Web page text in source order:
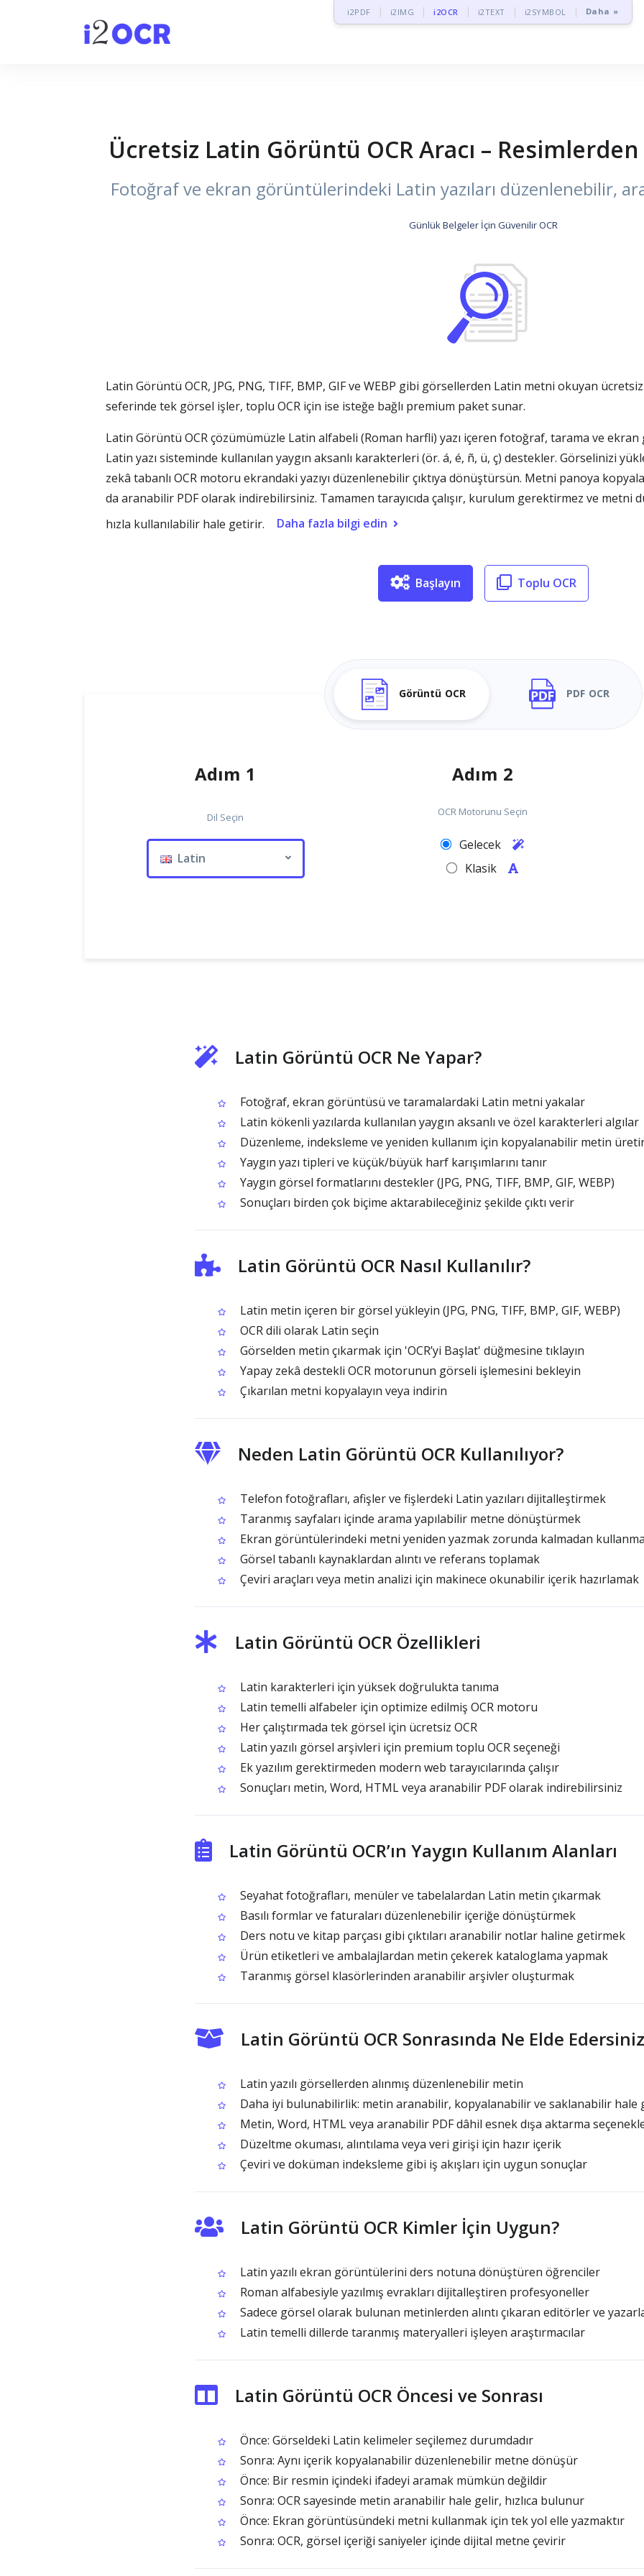
i2PDF i2IMG i2OCR i2TEXT i2SYMBOL Daha »
Ücretsiz Latin Görüntü OCR Aracı –
Fotoğraf ve ekran görüntülerindeki Latin yazıları düzenlenebilir,
Günlük Belgeler İçin Güvenilir OCR
Latin Görüntü OCR, JPG, PNG, TIFF, BMP, GIF ve WEBP gibi görsellerden Latin metni okuyan
seferinde tek görsel işler, toplu OCR için ise isteğe bağlı premium paket sunar.
Latin Görüntü OCR çözümümüzle Latin alfabeli (Roman harfli) yazı içeren fotoğraf, tarama ve
Latin yazı sisteminde kullanılan yaygın aksanlı karakterleri (ör. á, é, ñ, ü, ç) destekler. Görselinizi
zekâ tabanlı OCR motoru ekrandaki yazıyı düzenlenebilir çıktıya dönüştürsün. Metni panoya
da aranabilir PDF olarak indirebilirsiniz. Tamamen tarayıcıda çalışır, kurulum gerektirmez ve metni
hızla kullanılabilir hale getirir.
Daha fazla bilgi edin
Başlayın Toplu OCR
Görüntü OCR PDF OCR
Adım 1
Dil Seçin
Latin
Adım 2
OCR Motorunu Seçin
Gelecek
Klasik
Latin Görüntü OCR Ne Yapar?
Fotoğraf, ekran görüntüsü ve taramalardaki Latin metni yakalar
Latin kökenli yazılarda kullanılan yaygın aksanlı ve özel karakterleri algılar
Düzenleme, indeksleme ve yeniden kullanım için kopyalanabilir metin
Yaygın yazı tipleri ve küçük/büyük harf karışımlarını tanır
Yaygın görsel formatlarını destekler (JPG, PNG, TIFF, BMP, GIF, WEBP)
Sonuçları birden çok biçime aktarabileceğiniz şekilde çıktı verir
Latin Görüntü OCR Nasıl Kullanılır?
Latin metin içeren bir görsel yükleyin (JPG, PNG, TIFF, BMP, GIF, WEBP)
OCR dili olarak Latin seçin
Görselden metin çıkarmak için 'OCR’yi Başlat' düğmesine tıklayın
Yapay zekâ destekli OCR motorunun görseli işlemesini bekleyin
Çıkarılan metni kopyalayın veya indirin
Neden Latin Görüntü OCR Kullanılıyor?
Telefon fotoğrafları, afişler ve fişlerdeki Latin yazıları dijitalleştirmek
Taranmış sayfaları içinde arama yapılabilir metne dönüştürmek
Ekran görüntülerindeki metni yeniden yazmak zorunda kalmadan
Görsel tabanlı kaynaklardan alıntı ve referans toplamak
Çeviri araçları veya metin analizi için makinece okunabilir içerik hazırlamak
Latin Görüntü OCR Özellikleri
Latin karakterleri için yüksek doğrulukta tanıma
Latin temelli alfabeler için optimize edilmiş OCR motoru
Her çalıştırmada tek görsel için ücretsiz OCR
Latin yazılı görsel arşivleri için premium toplu OCR seçeneği
Ek yazılım gerektirmeden modern web tarayıcılarında çalışır
Sonuçları metin, Word, HTML veya aranabilir PDF olarak indirebilirsiniz
Latin Görüntü OCR’ın Yaygın Kullanım Alanları
Seyahat fotoğrafları, menüler ve tabelalardan Latin metin çıkarmak
Basılı formlar ve faturaları düzenlenebilir içeriğe dönüştürmek
Ders notu ve kitap parçası gibi çıktıları aranabilir notlar haline getirmek
Ürün etiketleri ve ambalajlardan metin çekerek kataloglama yapmak
Taranmış görsel klasörlerinden aranabilir arşivler oluşturmak
Latin Görüntü OCR Sonrasında Ne Elde
Latin yazılı görsellerden alınmış düzenlenebilir metin
Daha iyi bulunabilirlik: metin aranabilir, kopyalanabilir ve saklanabilir hale
Metin, Word, HTML veya aranabilir PDF dâhil esnek dışa aktarma
Düzeltme okuması, alıntılama veya veri girişi için hazır içerik
Çeviri ve doküman indeksleme gibi iş akışları için uygun sonuçlar
Latin Görüntü OCR Kimler İçin Uygun?
Latin yazılı ekran görüntülerini ders notuna dönüştüren öğrenciler
Roman alfabesiyle yazılmış evrakları dijitalleştiren profesyoneller
Sadece görsel olarak bulunan metinlerden alıntı çıkaran editörler ve
Latin temelli dillerde taranmış materyalleri işleyen araştırmacılar
Latin Görüntü OCR Öncesi ve Sonrası
Önce: Görseldeki Latin kelimeler seçilemez durumdadır
Sonra: Aynı içerik kopyalanabilir düzenlenebilir metne dönüşür
Önce: Bir resmin içindeki ifadeyi aramak mümkün değildir
Sonra: OCR sayesinde metin aranabilir hale gelir, hızlıca bulunur
Önce: Ekran görüntüsündeki metni kullanmak için tek yol elle yazmaktır
Sonra: OCR, görsel içeriği saniyeler içinde dijital metne çevirir